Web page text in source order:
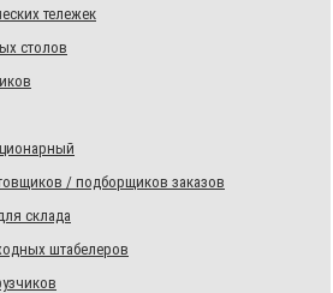
тележек
столов
/ подборщиков заказов
склада
штабелеров